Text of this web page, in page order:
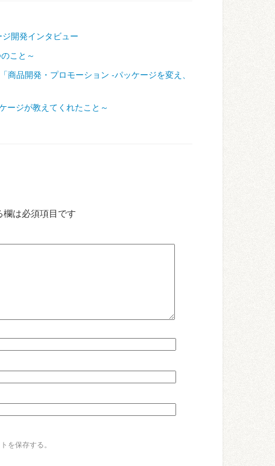
開発インタビュー
こと～
品開発・プロモーション ‐パッケージを変え、
ージが教えてくれたこと～
欄は必須項目です
を保存する。